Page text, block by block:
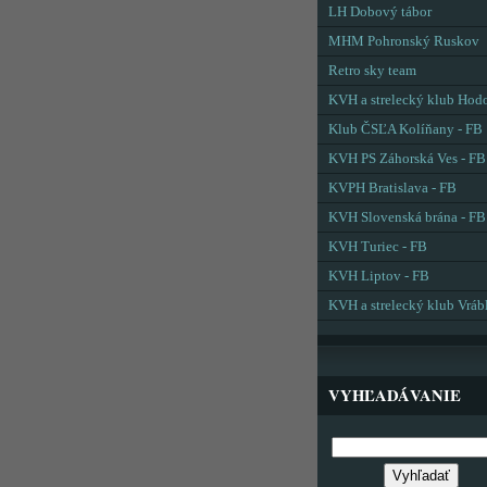
LH Dobový tábor
MHM Pohronský Ruskov
Retro sky team
KVH a strelecký klub
Klub ČSĽA Kolíňany - FB
KVH PS Záhorská Ves - FB
KVPH Bratislava - FB
KVH Slovenská brána - FB
KVH Turiec - FB
KVH Liptov - FB
KVH a strelecký klub
VYHĽADÁVANIE